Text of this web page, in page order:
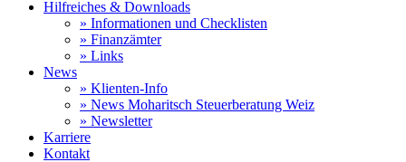
Hilfreiches & Downloads
» Informationen und Checklisten
» Finanzämter
» Links
News
» Klienten-Info
» News Moharitsch Steuerberatung Weiz
» Newsletter
Karriere
Kontakt